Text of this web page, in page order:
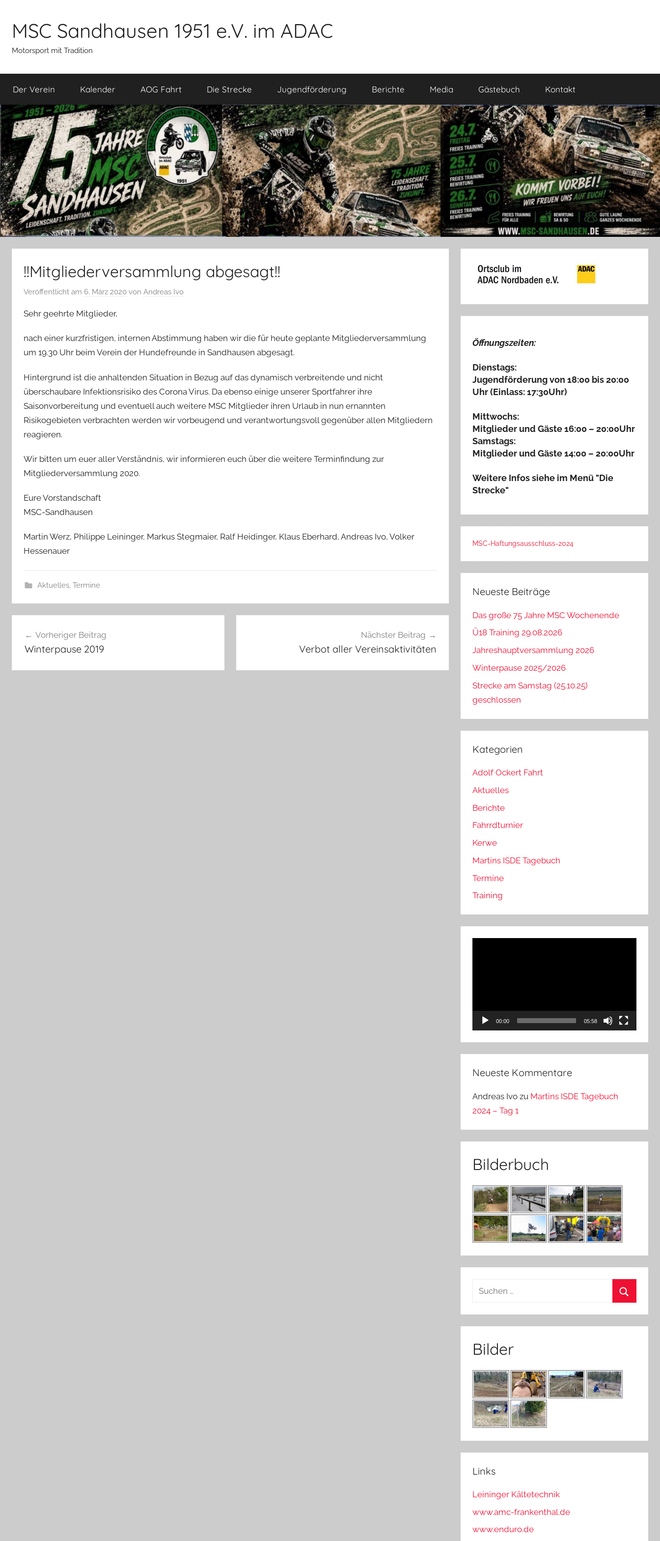
springen
MSC Sandhausen 1951 e.V. im ADAC
Motorsport mit Tradition
Der Verein Kalender AOG Fahrt Die Strecke Jugendförderung Berichte Media Gästebuch Kontakt
!!Mitgliederversammlung abgesagt!!
Veröffentlicht am 6. März 2020 von Andreas Ivo
Sehr geehrte Mitglieder,
nach einer kurzfristigen, internen Abstimmung haben wir die für heute geplante Mitgliederversammlung
um 19.30 Uhr beim Verein der Hundefreunde in Sandhausen abgesagt.
Hintergrund ist die anhaltenden Situation in Bezug auf das dynamisch verbreitende und nicht
überschaubare Infektionsrisiko des Corona Virus. Da ebenso einige unserer Sportfahrer ihre
Saisonvorbereitung und eventuell auch weitere MSC Mitglieder ihren Urlaub in nun ernannten
Risikogebieten verbrachten werden wir vorbeugend und verantwortungsvoll gegenüber allen Mitgliedern
reagieren.
Wir bitten um euer aller Verständnis, wir informieren euch über die weitere Terminfindung zur
Mitgliederversammlung 2020.
Eure Vorstandschaft
MSC-Sandhausen
Martin Werz, Philippe Leininger, Markus Stegmaier, Ralf Heidinger, Klaus Eberhard, Andreas Ivo, Volker
Hessenauer
Aktuelles, Termine
Vorheriger Beitrag
Winterpause 2019
Nächster Beitrag
Verbot aller Vereinsaktivitäten
Öffnungszeiten:
Dienstags:
Jugendförderung von 18:00 bis 20:00
Uhr (Einlass: 17:30Uhr)
Mittwochs:
Mitglieder und Gäste 16:00 – 20:00Uhr
Samstags:
Mitglieder und Gäste 14:00 – 20:00Uhr
Weitere Infos siehe im Menü "Die
Strecke"
MSC-Haftungsausschluss-2024
Neueste Beiträge
Das große 75 Jahre MSC Wochenende
Ü18 Training 29.08.2026
Jahreshauptversammlung 2026
Winterpause 2025/2026
Strecke am Samstag (25.10.25)
geschlossen
Kategorien
Adolf Ockert Fahrt
Aktuelles
Berichte
Fahrrdturnier
Kerwe
Martins ISDE Tagebuch
Termine
Training
00:00 05:58
Neueste Kommentare
Andreas Ivo zu Martins ISDE Tagebuch
2024 – Tag 1
Bilderbuch
Suchen
Bilder
Links
Leininger Kältetechnik
www.amc-frankenthal.de
www.enduro.de